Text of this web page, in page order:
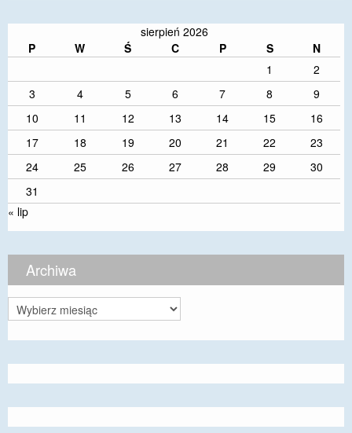
sierpień 2026
P
W Ś C P S
N
1
2
3
4 5 6 7 8
9
10
11 12 13 14 15
16
17
18 19 20 21 22
23
24
25 26 27 28 29
30
31
« lip
Archiwa
Archiwa